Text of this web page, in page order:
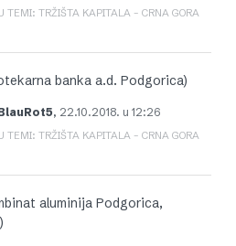
TEMI: TRŽIŠTA KAPITALA – CRNA GORA
banka a.d. Podgorica)
, 22.10.2018. u 12:26
TEMI: TRŽIŠTA KAPITALA – CRNA GORA
aluminija Podgorica,